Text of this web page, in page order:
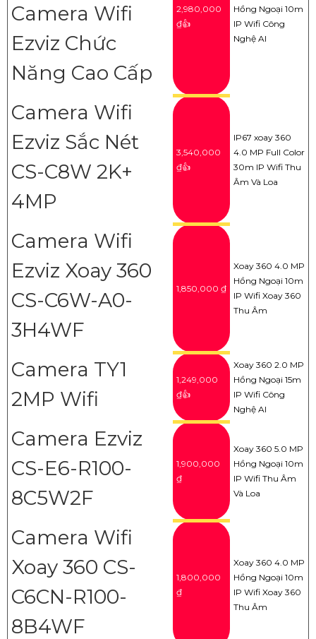
Camera Wifi
Ezviz Chức
Năng Cao Cấp
2,980,000
₫👍
Hồng Ngoại 10m
IP Wifi Công
Nghệ AI
Camera Wifi
Ezviz Sắc Nét
CS-C8W 2K+
4MP
3,540,000
₫👍
IP67 xoay 360
4.0 MP Full Color
30m IP Wifi Thu
Âm Và Loa
Camera Wifi
Ezviz Xoay 360
CS-C6W-A0-
3H4WF
1,850,000 ₫
Xoay 360 4.0 MP
Hồng Ngoại 10m
IP Wifi Xoay 360
Thu Âm
Camera TY1
2MP Wifi
1,249,000
₫👍
Xoay 360 2.0 MP
Hồng Ngoại 15m
IP Wifi Công
Nghệ AI
Camera Ezviz
CS-E6-R100-
8C5W2F
1,900,000
₫
Xoay 360 5.0 MP
Hồng Ngoại 10m
IP Wifi Thu Âm
Và Loa
Camera Wifi
Xoay 360 CS-
C6CN-R100-
8B4WF
1,800,000
₫
Xoay 360 4.0 MP
Hồng Ngoại 10m
IP Wifi Xoay 360
Thu Âm